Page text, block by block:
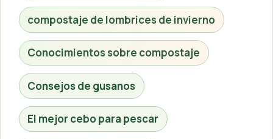
compostaje de lombrices de invierno
Conocimientos sobre compostaje
Consejos de gusanos
El mejor cebo para pescar